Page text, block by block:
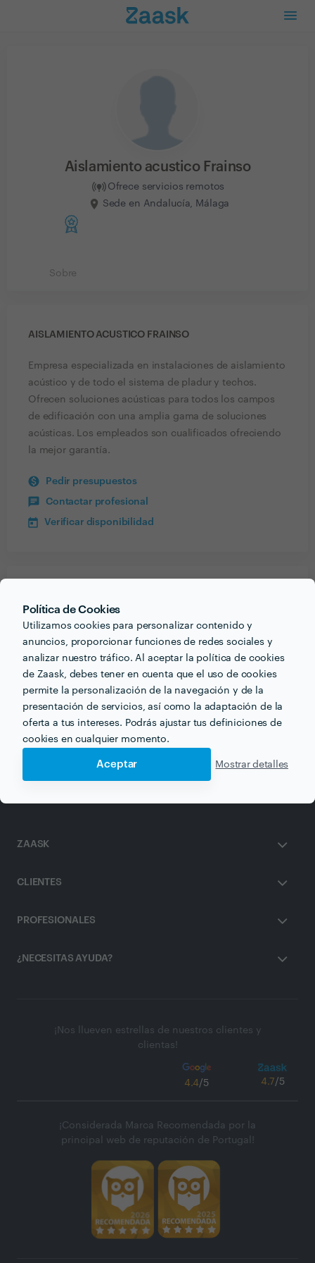
Política de Cookies
Utilizamos cookies para personalizar contenido y
anuncios, proporcionar funciones de redes sociales y
analizar nuestro tráfico. Al aceptar la política de cookies
de Zaask, debes tener en cuenta que el uso de cookies
permite la personalización de la navegación y de la
presentación de servicios, así como la adaptación de la
oferta a tus intereses. Podrás ajustar tus definiciones de
cookies en cualquier momento.
Aceptar Mostrar detalles
Aislamiento acustico Frainso
Ofrece servicios remotos
Sede en Andalucía, Málaga
Sobre
AISLAMIENTO ACUSTICO FRAINSO
Empresa especializada en instalaciones de aislamiento
acústico y de todo el sistema de pladur y techos.
Ofrecen soluciones acústicas para todos los campos
de edificación con una amplia gama de soluciones
acústicas. Los empleados son cualificados ofreciendo
la mejor garantía.
Pedir presupuestos
Contactar profesional
Verificar disponibilidad
Aislamiento acustico Frainso
Otros servicios proporcionados por Aislamiento acustico
Frainso
Aislamiento en malaga
ZAASK
CLIENTES
PROFESIONALES
¿NECESITAS AYUDA?
¡Nos llueven estrellas de nuestros clientes y
clientas!
4.4/5 4.7/5
¡Considerada Marca Recomendada por la
principal web de reputación de Portugal!